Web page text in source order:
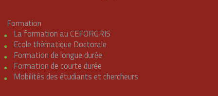
Formation
La formation au CEFORGRIS
Ecole thématique Doctorale
Formation de longue durée
Formation de courte durée
Mobilités des étudiants et chercheurs